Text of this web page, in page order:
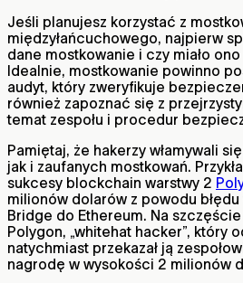
Jeśli planujesz korzystać z
międzyłańcuchowego, najpierw
dane mostkowanie i czy miało
Idealnie, mostkowanie powinno
audyt, który zweryfikuje
również zapoznać się z
temat zespołu i procedur
Pamiętaj, że hakerzy włamywali
jak i zaufanych mostkowań.
sukcesy blockchain warstwy 2
milionów dolarów z powodu błędu
Bridge do Ethereum. Na
Polygon, „whitehat hacker”, który
natychmiast przekazał ją
nagrodę w wysokości 2 milionów